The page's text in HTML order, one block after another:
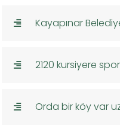
Kayapınar
2120 kursiyere
Orda bir köy var